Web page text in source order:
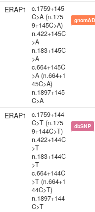
ERAP1
c.1759+145
C>A (n.175
9+145C>A)
n.422+145C
>A
n.183+145C
>A
c.664+145C
>A (n.664+1
45C>A)
n.1897+145
C>A
ERAP1
c.1759+144
C>T (n.175
9+144C>T)
n.422+144C
>T
n.183+144C
>T
c.664+144C
>T (n.664+1
44C>T)
n.1897+144
C>T
dbSNP